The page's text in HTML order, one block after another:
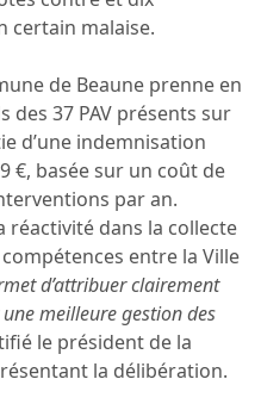
certain malaise.
de Beaune prenne en
des 37 PAV présents sur
d’une indemnisation
€, basée sur un coût de
par an.
réactivité dans la collecte
entre la Ville
d’attribuer clairement
meilleure gestion des
le président de la
la délibération.